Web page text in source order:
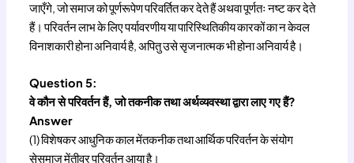
जाएँगे, जो समाज को पूर्णरूपेण परिवर्तित कर देते हैं अथवा पूर्णतः नष्ट कर देते
हैं। परिवर्तन लाभ के लिए पर्यावरणीय या पारिस्थितिकीय कारकों का न केवल
विनाशकारी होना अनिवार्य है, अपितु उसे सृजनात्मक भी होना अनिवार्य है।
Question 5:
वे कौन से परिवर्तन हैं, जो तकनीक तथा अर्थव्यवस्था द्वारा लाए गए हैं?
Answer
(1) विशेषकर आधुनिक काल मेंतकनीक तथा आर्थिक परिवर्तन के संयोग
सेसमाज मेंतीव्र परिवर्तन आया है।